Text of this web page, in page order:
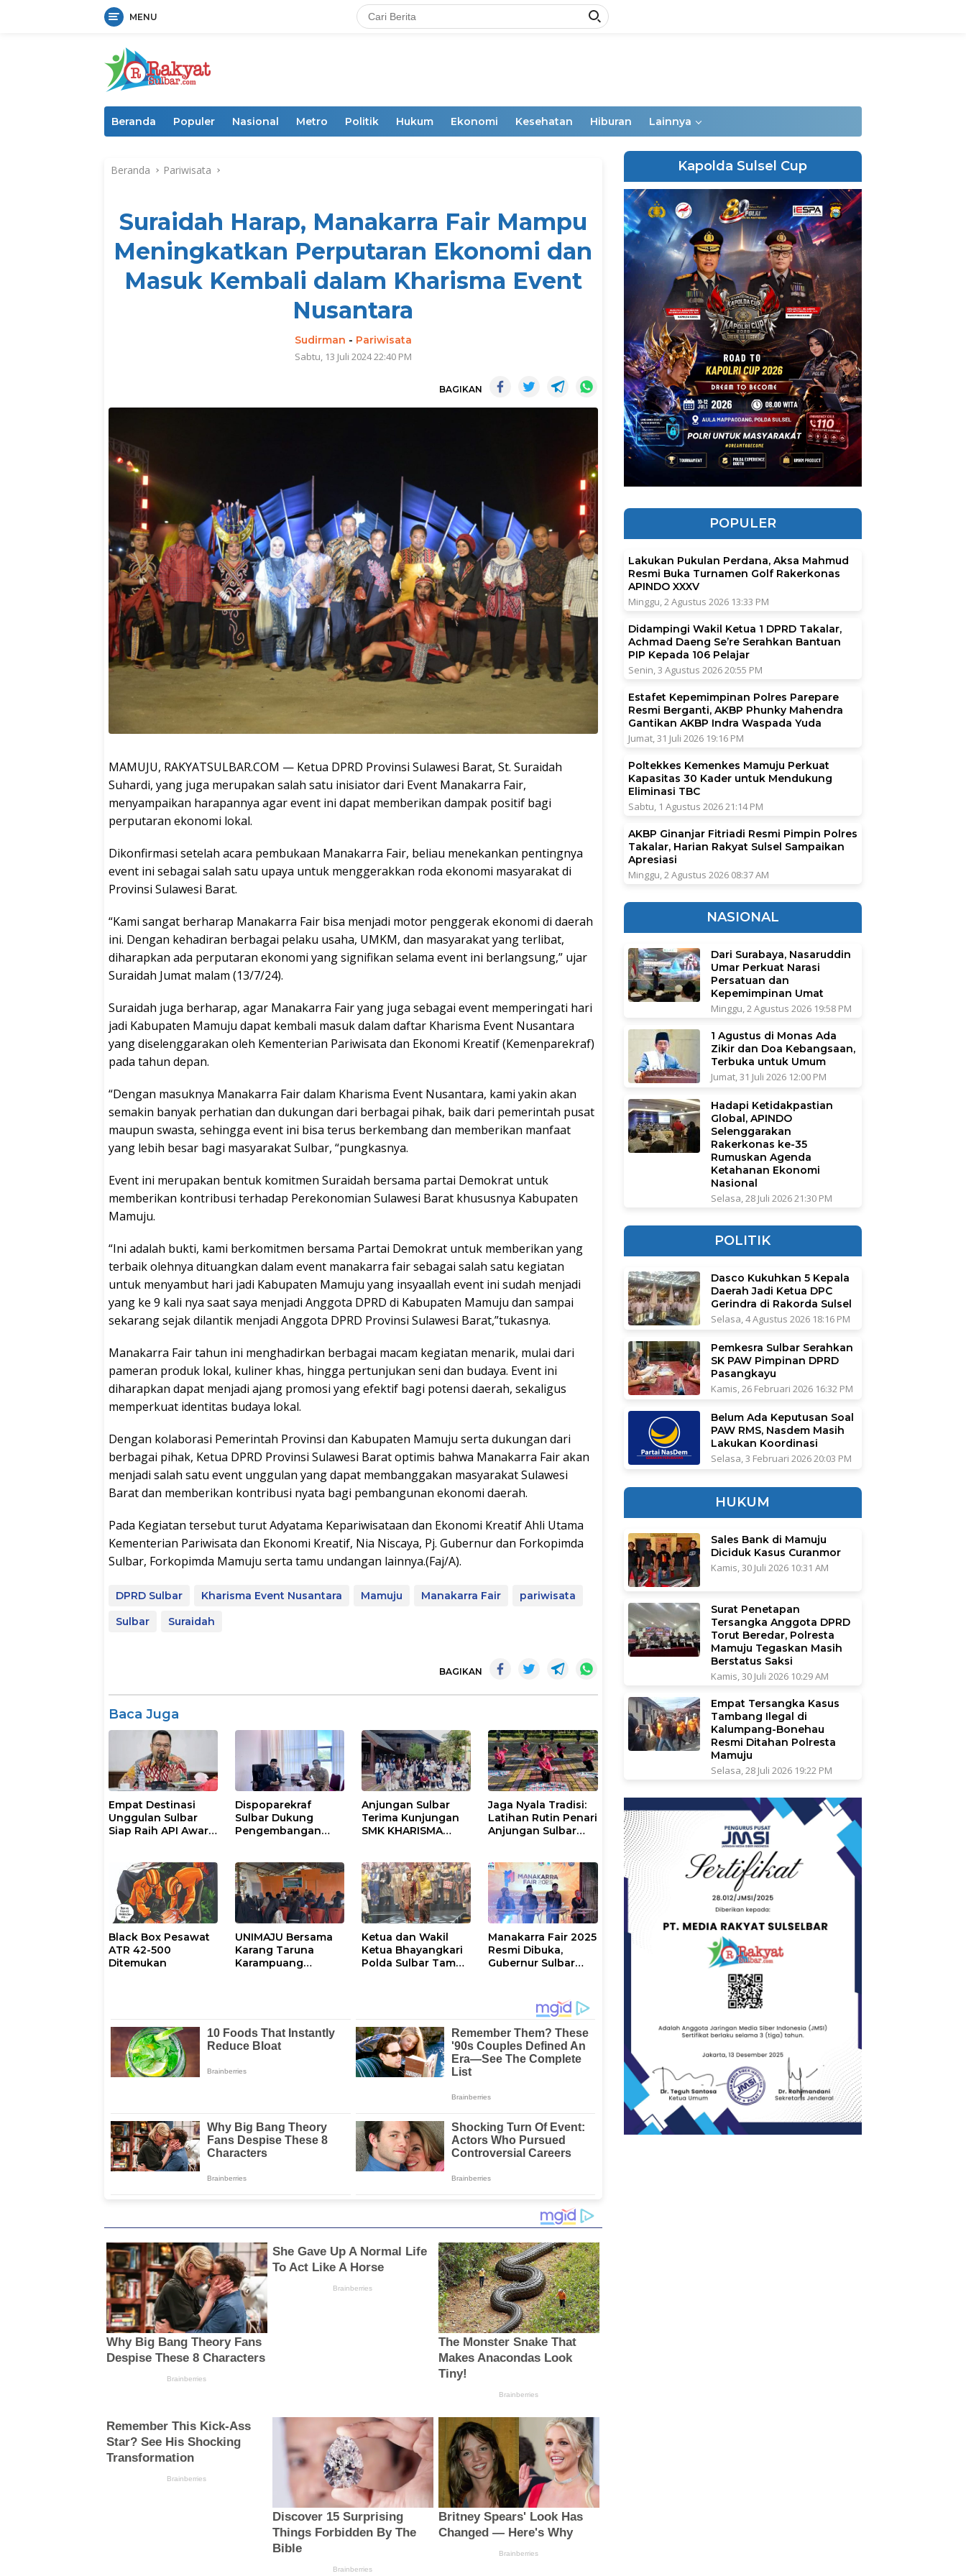
MENU
Beranda Populer Nasional Metro Politik Hukum Ekonomi Kesehatan Hiburan Lainnya
Beranda Pariwisata
Suraidah Harap, Manakarra Fair Mampu
Meningkatkan Perputaran Ekonomi dan
Masuk Kembali dalam Kharisma Event
Nusantara
Sudirman - Pariwisata
Sabtu, 13 Juli 2024 22:40 PM
BAGIKAN
MAMUJU, RAKYATSULBAR.COM — Ketua DPRD Provinsi Sulawesi Barat, St. Suraidah
Suhardi, yang juga merupakan salah satu inisiator dari Event Manakarra Fair,
menyampaikan harapannya agar event ini dapat memberikan dampak positif bagi
perputaran ekonomi lokal.
Dikonfirmasi setelah acara pembukaan Manakarra Fair, beliau menekankan pentingnya
event ini sebagai salah satu upaya untuk menggerakkan roda ekonomi masyarakat di
Provinsi Sulawesi Barat.
“Kami sangat berharap Manakarra Fair bisa menjadi motor penggerak ekonomi di daerah
ini. Dengan kehadiran berbagai pelaku usaha, UMKM, dan masyarakat yang terlibat,
diharapkan ada perputaran ekonomi yang signifikan selama event ini berlangsung,” ujar
Suraidah Jumat malam (13/7/24).
Suraidah juga berharap, agar Manakarra Fair yang juga sebagai event memperingati hari
jadi Kabupaten Mamuju dapat kembali masuk dalam daftar Kharisma Event Nusantara
yang diselenggarakan oleh Kementerian Pariwisata dan Ekonomi Kreatif (Kemenparekraf)
pada tahun depan.
“Dengan masuknya Manakarra Fair dalam Kharisma Event Nusantara, kami yakin akan
semakin banyak perhatian dan dukungan dari berbagai pihak, baik dari pemerintah pusat
maupun swasta, sehingga event ini bisa terus berkembang dan memberikan manfaat
yang lebih besar bagi masyarakat Sulbar, “pungkasnya.
Event ini merupakan bentuk komitmen Suraidah bersama partai Demokrat untuk
memberikan kontribusi terhadap Perekonomian Sulawesi Barat khususnya Kabupaten
Mamuju.
“Ini adalah bukti, kami berkomitmen bersama Partai Demokrat untuk memberikan yang
terbaik olehnya dituangkan dalam event manakarra fair sebagai salah satu kegiatan
untuk menyambut hari jadi Kabupaten Mamuju yang insyaallah event ini sudah menjadi
yang ke 9 kali nya saat saya menjadi Anggota DPRD di Kabupaten Mamuju dan sampai
sekarang sejak dilantik menjadi Anggota DPRD Provinsi Sulawesi Barat,”tukasnya.
Manakarra Fair tahun ini menghadirkan berbagai macam kegiatan menarik, mulai dari
pameran produk lokal, kuliner khas, hingga pertunjukan seni dan budaya. Event ini
diharapkan dapat menjadi ajang promosi yang efektif bagi potensi daerah, sekaligus
memperkuat identitas budaya lokal.
Dengan kolaborasi Pemerintah Provinsi dan Kabupaten Mamuju serta dukungan dari
berbagai pihak, Ketua DPRD Provinsi Sulawesi Barat optimis bahwa Manakarra Fair akan
menjadi salah satu event unggulan yang dapat membanggakan masyarakat Sulawesi
Barat dan memberikan kontribusi nyata bagi pembangunan ekonomi daerah.
Pada Kegiatan tersebut turut Adyatama Kepariwisataan dan Ekonomi Kreatif Ahli Utama
Kementerian Pariwisata dan Ekonomi Kreatif, Nia Niscaya, Pj. Gubernur dan Forkopimda
Sulbar, Forkopimda Mamuju serta tamu undangan lainnya.(Faj/A).
DPRD Sulbar Kharisma Event Nusantara Mamuju Manakarra Fair
pariwisata
Sulbar
Suraidah
BAGIKAN
Baca Juga
Empat Destinasi
Unggulan Sulbar
Siap Raih API Award
Dispoparekraf
Sulbar Dukung
Pengembangan
Anjungan Sulbar
Terima Kunjungan
SMK KHARISMA
Jaga Nyala Tradisi:
Latihan Rutin Penari
Anjungan Sulbar
Berkelanjutan
Black Box Pesawat
ATR 42-500
Ditemukan
UNIMAJU Bersama
Karang Taruna
Karampuang
Ketua dan Wakil
Ketua Bhayangkari
Polda Sulbar Tampil
Manakarra Fair 2025
Resmi Dibuka,
Gubernur Sulbar
Event Andalan
Kapolda Sulsel Cup
POPULER
Lakukan Pukulan Perdana, Aksa Mahmud
Resmi Buka Turnamen Golf Rakerkonas
APINDO XXXV
Minggu, 2 Agustus 2026 13:33 PM
Didampingi Wakil Ketua 1 DPRD Takalar,
Achmad Daeng Se’re Serahkan Bantuan
PIP Kepada 106 Pelajar
Senin, 3 Agustus 2026 20:55 PM
Estafet Kepemimpinan Polres Parepare
Resmi Berganti, AKBP Phunky Mahendra
Gantikan AKBP Indra Waspada Yuda
Jumat, 31 Juli 2026 19:16 PM
Poltekkes Kemenkes Mamuju Perkuat
Kapasitas 30 Kader untuk Mendukung
Eliminasi TBC
Sabtu, 1 Agustus 2026 21:14 PM
AKBP Ginanjar Fitriadi Resmi Pimpin Polres
Takalar, Harian Rakyat Sulsel Sampaikan
Apresiasi
Minggu, 2 Agustus 2026 08:37 AM
NASIONAL
Dari Surabaya, Nasaruddin
Umar Perkuat Narasi
Persatuan dan
Kepemimpinan Umat
Minggu, 2 Agustus 2026 19:58 PM
1 Agustus di Monas Ada
Zikir dan Doa Kebangsaan,
Terbuka untuk Umum
Jumat, 31 Juli 2026 12:00 PM
Hadapi Ketidakpastian
Global, APINDO
Selenggarakan
Rakerkonas ke-35
Rumuskan Agenda
Ketahanan Ekonomi
Nasional
Selasa, 28 Juli 2026 21:30 PM
POLITIK
Dasco Kukuhkan 5 Kepala
Daerah Jadi Ketua DPC
Gerindra di Rakorda Sulsel
Selasa, 4 Agustus 2026 18:16 PM
Pemkesra Sulbar Serahkan
SK PAW Pimpinan DPRD
Pasangkayu
Kamis, 26 Februari 2026 16:32 PM
Belum Ada Keputusan Soal
PAW RMS, Nasdem Masih
Lakukan Koordinasi
Selasa, 3 Februari 2026 20:03 PM
HUKUM
Sales Bank di Mamuju
Diciduk Kasus Curanmor
Kamis, 30 Juli 2026 10:31 AM
Surat Penetapan
Tersangka Anggota DPRD
Torut Beredar, Polresta
Mamuju Tegaskan Masih
Berstatus Saksi
Kamis, 30 Juli 2026 10:29 AM
Empat Tersangka Kasus
Tambang Ilegal di
Kalumpang-Bonehau
Resmi Ditahan Polresta
Mamuju
Selasa, 28 Juli 2026 19:22 PM